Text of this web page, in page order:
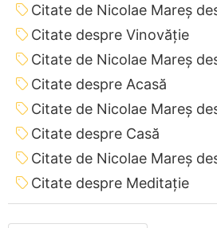
Citate de Nicolae Mareș
Citate despre Vinovăție
Citate de Nicolae Mareș
Citate despre Acasă
Citate de Nicolae Mareș
Citate despre Casă
Citate de Nicolae Mareș
Citate despre Meditație